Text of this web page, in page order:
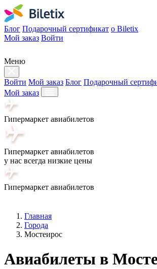
Блог Подарочный сертификат о Biletix
Мой заказ Войти
Меню
Войти Мой заказ Блог Подарочный
Мой заказ
Гипермаркет авиабилетов
Гипермаркет авиабилетов
у нас всегда низкие цены
Гипермаркет авиабилетов
Главная
Города
Мостеирос
Авиабилеты в